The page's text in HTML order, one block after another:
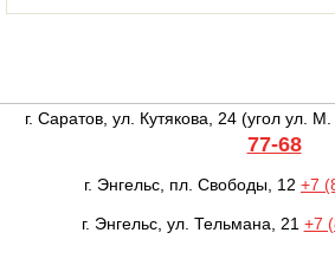
г. Саратов, ул. Кутякова, 24 (угол ул. М.
77-68
г. Энгельс, пл. Свободы, 12 +7
г. Энгельс, ул. Тельмана, 21 +7